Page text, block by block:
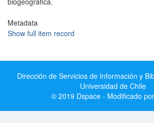
Metadata
Show full item record
Dirección de Servicios de Información y
Universidad de Chile
© 2019 Dspace - Modificado